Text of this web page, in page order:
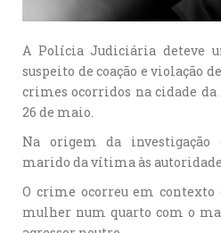
A Polícia Judiciária deteve
suspeito de coação e violação
crimes ocorridos na cidade da
26 de maio.
Na origem da investigação
marido da vítima às
O crime ocorreu em contexto
mulher num quarto com o